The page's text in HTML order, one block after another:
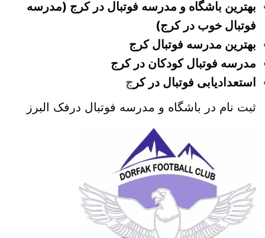
بهترین باشگاه و مدرسه فوتبال در کرج (مدرسه
فوتبال خوب در کرج)
بهترین مدرسه فوتبال کرج
مدرسه فوتبال کودکان در کرج
استعدادیابی فوتبال در کر ج
ثبت نام در باشگاه و مدرسه فوتبال درفک البرز